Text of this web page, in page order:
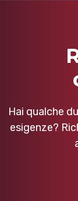
Hai qualche
esigenze?